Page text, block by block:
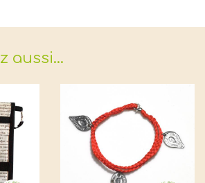
aussi…